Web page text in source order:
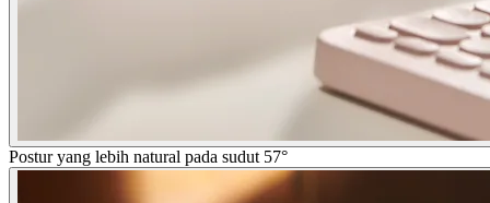
Postur yang lebih natural pada sudut 57°